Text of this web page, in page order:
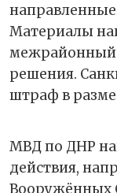
Материалы
межрайонный
решения.
штраф в
МВД по ДНР
действия,
Вооружённых